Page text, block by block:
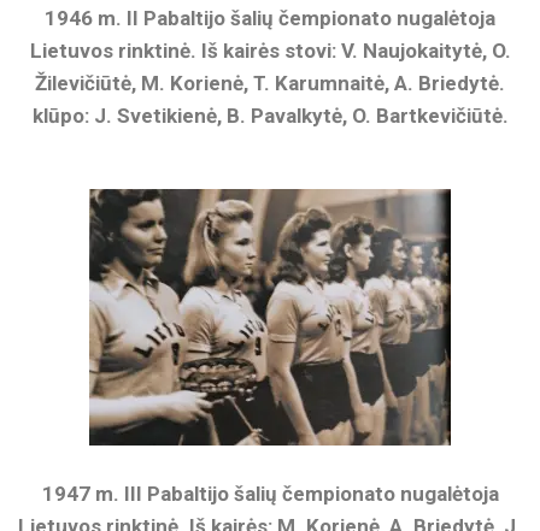
1946 m. II Pabaltijo šalių čempionato nugalėtoja
Lietuvos rinktinė. Iš kairės stovi: V. Naujokaitytė, O.
Žilevičiūtė, M. Korienė, T. Karumnaitė, A. Briedytė.
klūpo: J. Svetikienė, B. Pavalkytė, O. Bartkevičiūtė.
1947 m. III Pabaltijo šalių čempionato nugalėtoja